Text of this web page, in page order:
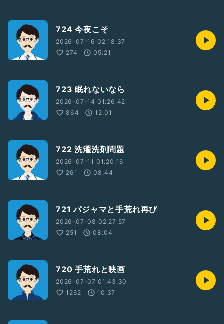
724 今夜こそ
2026-07-16 02:18:37
274
05:21
723 眠れないなら
2026-07-14 01:26:42
864
12:01
722 洗濯洗剤問題
2026-07-11 01:20:16
261
08:44
721 パジャマと手荒れ再び
2026-07-08 02:27:57
251
08:04
720 手荒れと映画
2026-07-07 01:43:30
1262
10:37